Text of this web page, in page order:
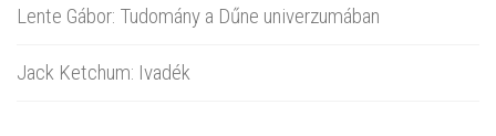
Lente Gábor: Tudomány a Dűne univerzumában
Jack Ketchum: Ivadék